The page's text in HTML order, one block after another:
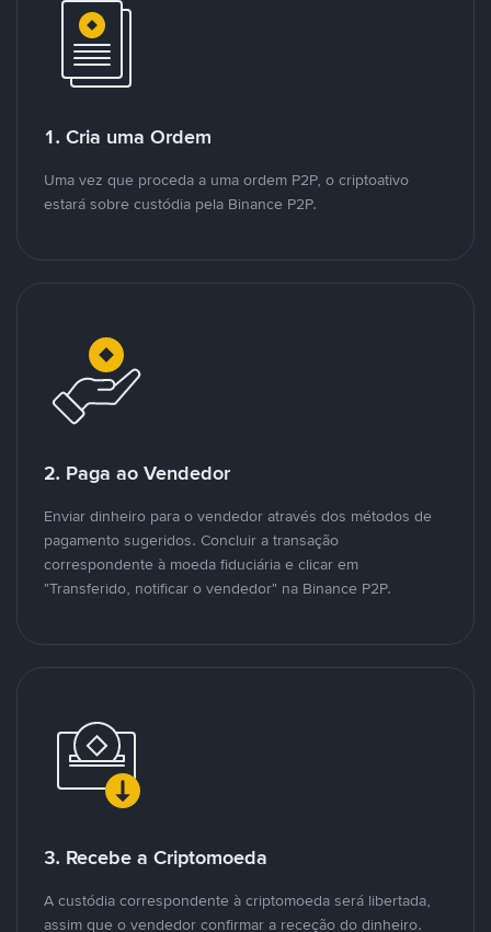
1. Cria uma Ordem
Uma vez que proceda a uma ordem P2P, o criptoativo
estará sobre custódia pela Binance P2P.
2. Paga ao Vendedor
Enviar dinheiro para o vendedor através dos métodos de
pagamento sugeridos. Concluir a transação
correspondente à moeda fiduciária e clicar em
"Transferido, notificar o vendedor" na Binance P2P.
3. Recebe a Criptomoeda
A custódia correspondente à criptomoeda será libertada,
assim que o vendedor confirmar a receção do dinheiro.